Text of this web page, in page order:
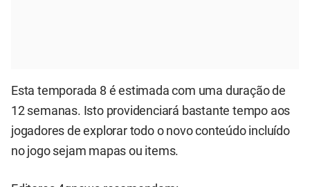
Esta temporada 8 é estimada com uma duração de
12 semanas. Isto providenciará bastante tempo aos
jogadores de explorar todo o novo conteúdo incluído
no jogo sejam mapas ou items.